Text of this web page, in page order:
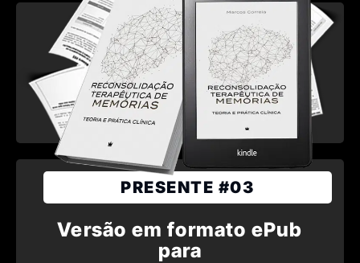
PRESENTE #03
Versão em formato ePub
para